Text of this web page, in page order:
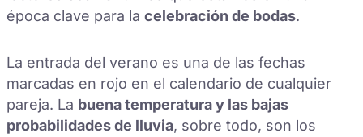
época clave para la celebración de bodas.
La entrada del verano es una de las fechas
marcadas en rojo en el calendario de cualquier
pareja. La buena temperatura y las bajas
probabilidades de lluvia, sobre todo, son los